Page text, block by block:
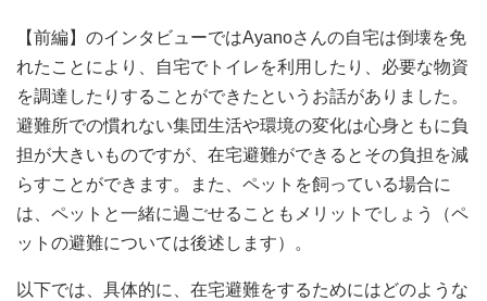
【前編】のインタビューではAyanoさんの自宅は倒壊を免
れたことにより、自宅でトイレを利用したり、必要な物資
を調達したりすることができたというお話がありました。
避難所での慣れない集団生活や環境の変化は心身ともに負
担が大きいものですが、在宅避難ができるとその負担を減
らすことができます。また、ペットを飼っている場合に
は、ペットと一緒に過ごせることもメリットでしょう（ペ
ットの避難については後述します）。
以下では、具体的に、在宅避難をするためにはどのような